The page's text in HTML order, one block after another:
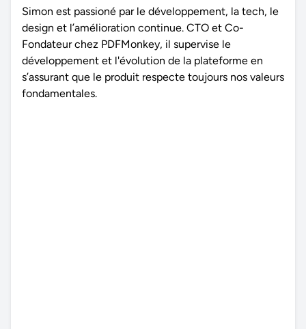
Simon est passioné par le développement, la tech, le
design et l’amélioration continue. CTO et Co-
Fondateur chez PDFMonkey, il supervise le
développement et l'évolution de la plateforme en
s’assurant que le produit respecte toujours nos valeurs
fondamentales.